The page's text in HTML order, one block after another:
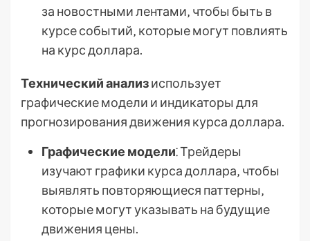
за новостными лентами‚ чтобы быть в
курсе событий‚ которые могут повлиять
на курс доллара.
Технический анализиспользует
графические модели и индикаторы для
прогнозирования движения курса доллара.
Графические модели⁚ Трейдеры
изучают графики курса доллара‚ чтобы
выявлять повторяющиеся паттерны‚
которые могут указывать на будущие
движения цены.